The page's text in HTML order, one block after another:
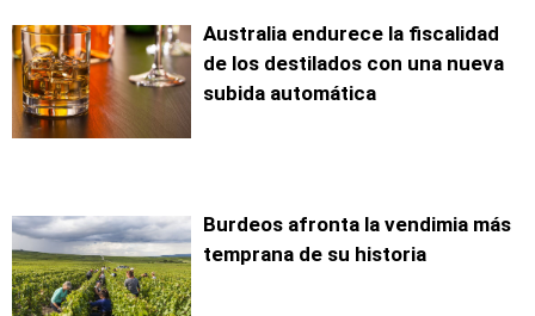
Australia endurece la fiscalidad
de los destilados con una nueva
subida automática
Burdeos afronta la vendimia más
temprana de su historia